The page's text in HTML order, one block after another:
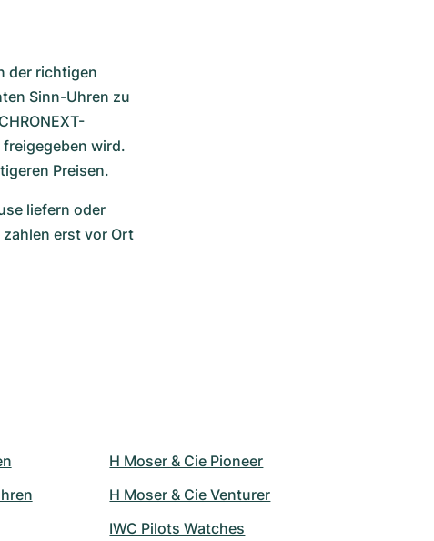
der richtigen
Sinn-Uhren zu
wird.
Preisen.
liefern oder
zahlen erst vor Ort
H Moser & Cie Pioneer
H Moser & Cie Venturer
IWC Pilots Watches